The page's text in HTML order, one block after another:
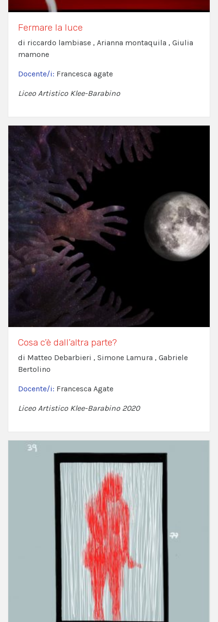
Fermare la luce
di riccardo lambiase , Arianna montaquila , Giulia
mamone
Docente/i: Francesca agate
Liceo Artistico Klee-Barabino
Cosa c’è dall’altra parte?
di Matteo Debarbieri , Simone Lamura , Gabriele
Bertolino
Docente/i: Francesca Agate
Liceo Artistico Klee-Barabino 2020